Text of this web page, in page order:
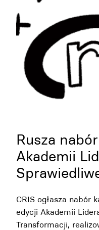
Rusza
Akademii
CRIS ogłasza nabór
edycji Akademii
Transformacji,